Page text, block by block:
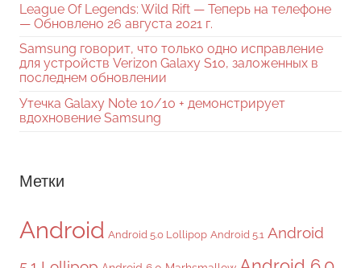
League Of Legends: Wild Rift — Теперь на телефоне
— Обновлено 26 августа 2021 г.
Samsung говорит, что только одно исправление
для устройств Verizon Galaxy S10, заложенных в
последнем обновлении
Утечка Galaxy Note 10/10 + демонстрирует
вдохновение Samsung
Метки
Android Android 5.0 Lollipop Android 5.1 Android